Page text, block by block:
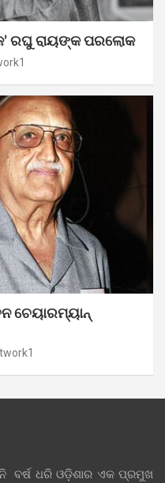
ରଘୁ ରାୟଙ୍କ ପରଲୋକ
ଚେୟାରମ୍ୟାନ୍
ବର୍ଷ ଧରି ଓଡ଼ିଶାର ଏକ ପ୍ରମୁଖ